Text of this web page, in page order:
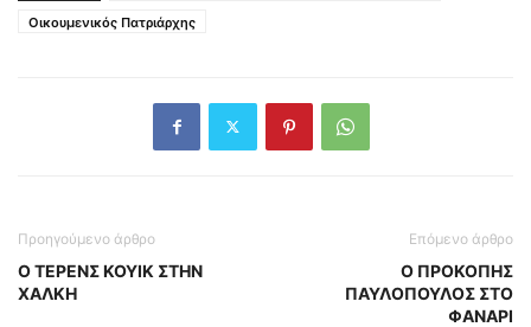
Οικουμενικός Πατριάρχης
Προηγούμενο άρθρο
Ο ΤΕΡΕΝΣ ΚΟΥΙΚ ΣΤΗΝ
ΧΑΛΚΗ
Επόμενο άρθρο
Ο ΠΡΟΚΟΠΗΣ
ΠΑΥΛΟΠΟΥΛΟΣ ΣΤΟ
ΦΑΝΑΡΙ